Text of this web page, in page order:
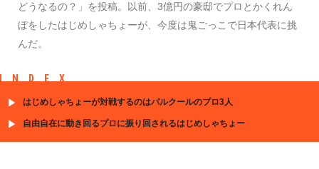
どうなるの？」を投稿。以前、3億円の豪邸でプロとかくれん
ぼをしたはじめしゃちょーが、今度は鬼ごっこで日本代表に挑
んだ。
INDEX
はじめしゃちょーが対戦するのはパルクールのプロ3人
自由自在に動き回るプロに振り回されるはじめしゃちょー